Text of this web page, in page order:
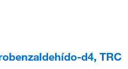
d4, TRC